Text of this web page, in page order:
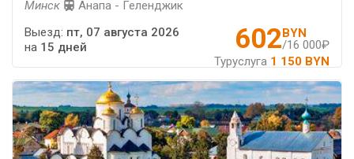
Минск Анапа - Геленджик
602BYN
/16 000₽
Туруслуга 1 150 BYN
Выезд: пт, 07 августа 2026
на 15 дней